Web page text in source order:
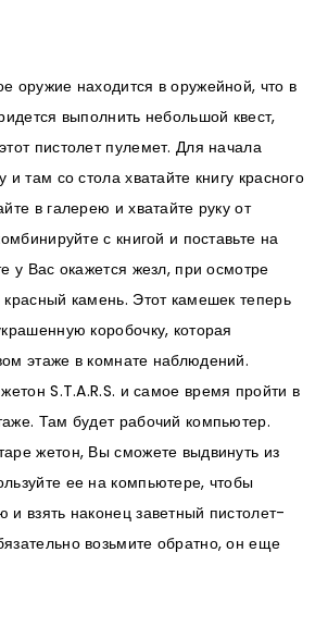
оружие находится в оружейной, что в
выполнить небольшой квест,
пистолет пулемет. Для начала
и там со стола хватайте книгу красного
в галерею и хватайте руку от
с книгой и поставьте на
у Вас окажется жезл, при осмотре
красный камень. Этот камешек теперь
коробочку, которая
этаже в комнате наблюдений.
S.T.A.R.S. и самое время пройти в
Там будет рабочий компьютер.
жетон, Вы сможете выдвинуть из
ее на компьютере, чтобы
и взять наконец заветный пистолет-
возьмите обратно, он еще